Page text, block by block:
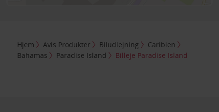
Hjem Avis Produkter Biludlejning
Caribien
Bahamas
Paradise Island Billeje Paradise Island